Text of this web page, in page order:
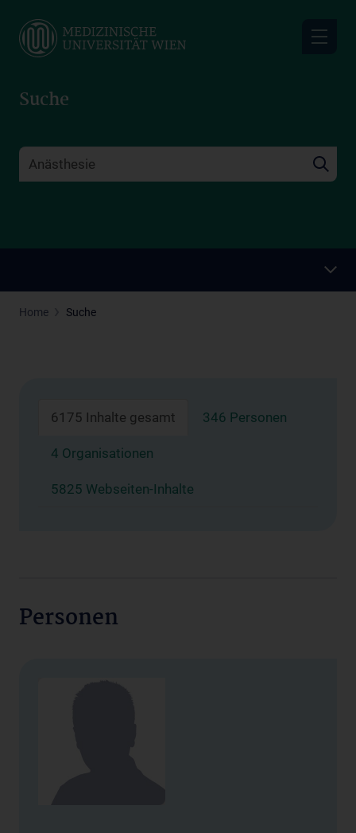
main
Suche
Home Suche
6175 Inhalte gesamt 346 Personen
4 Organisationen
5825 Webseiten-Inhalte
Personen